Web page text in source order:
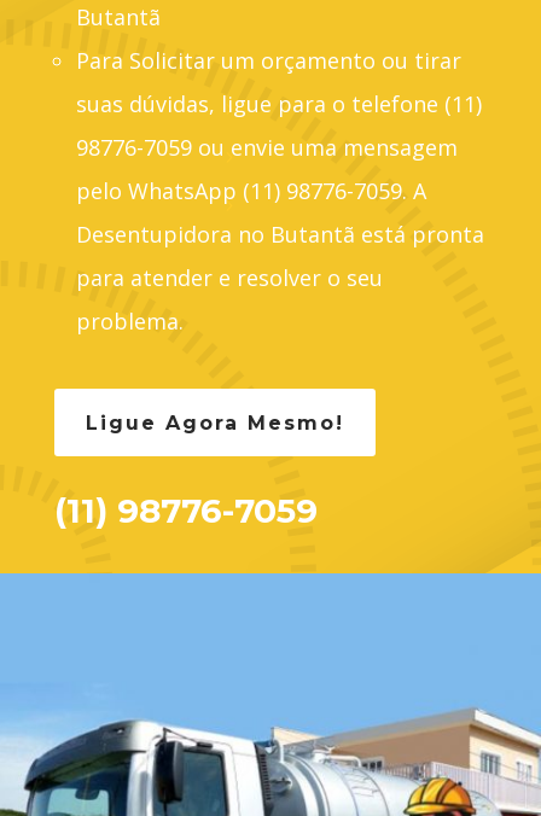
Butantã
Para Solicitar um orçamento ou tirar
suas dúvidas, ligue para o telefone (11)
98776-7059 ou envie uma mensagem
pelo WhatsApp (11) 98776-7059. A
Desentupidora no Butantã está pronta
para atender e resolver o seu
problema.
Ligue Agora Mesmo!
(11) 98776-7059